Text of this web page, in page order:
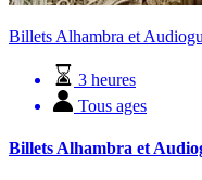
Billets Alhambra et
3 heures
Tous ages
Billets Alhambra et